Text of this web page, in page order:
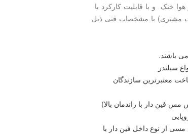
دو نوع آب خنک و هوا خنک و با قابلیت کارکرد با
مشتری) با مشخصات فنی ذیل
باشند.
سیلندر
معتبرترین سازندگان
فین دار با راندمان بالا)
از نوع داخل فین دار با